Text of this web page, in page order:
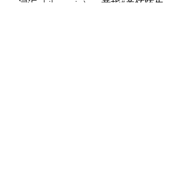
词汇philoxenia），意指“关怀陌生